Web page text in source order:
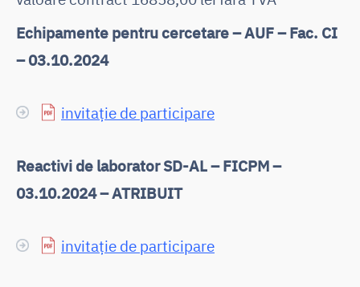
Echipamente pentru cercetare – AUF – Fac. CI
– 03.10.2024
invitație de participare
Reactivi de laborator SD-AL – FICPM –
03.10.2024 – ATRIBUIT
invitație de participare